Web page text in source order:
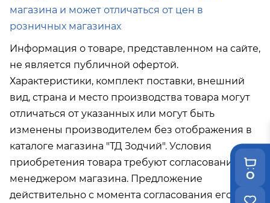
0
магазина и может отличаться от цен в
розничных магазинах
Информация о товаре, представленном на сайте,
не является публичной офертой.
Характеристики, комплект поставки, внешний
вид, страна и место производства товара могут
отличаться от указанных или могут быть
изменены производителем без отображения в
каталоге магазина "ТД Зодчий". Условия
приобретения товара требуют согласования с
менеджером магазина. Предложение
действительно с момента согласования его с